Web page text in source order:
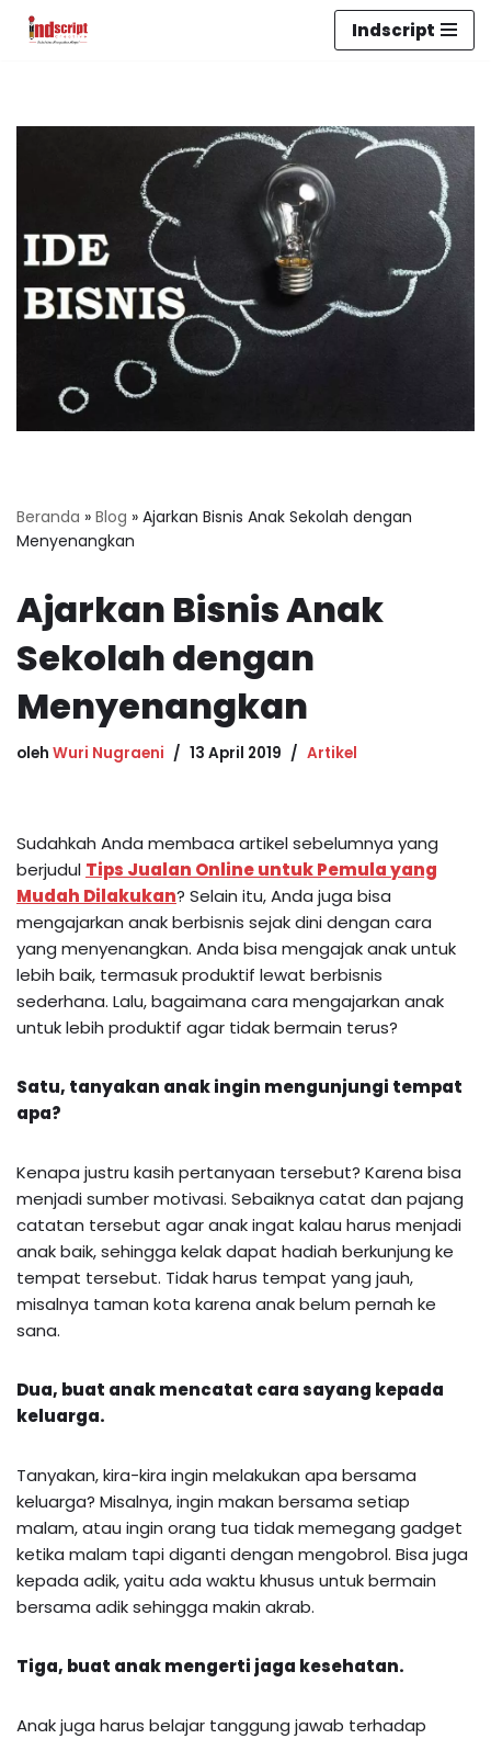
Indscript
Beranda » Blog » Ajarkan Bisnis Anak Sekolah dengan
Menyenangkan
Ajarkan Bisnis Anak
Sekolah dengan
Menyenangkan
oleh Wuri Nugraeni 13 April 2019 Artikel
Sudahkah Anda membaca artikel sebelumnya yang
berjudul Tips Jualan Online untuk Pemula yang
Mudah Dilakukan? Selain itu, Anda juga bisa
mengajarkan anak berbisnis sejak dini dengan cara
yang menyenangkan. Anda bisa mengajak anak untuk
lebih baik, termasuk produktif lewat berbisnis
sederhana. Lalu, bagaimana cara mengajarkan anak
untuk lebih produktif agar tidak bermain terus?
Satu, tanyakan anak ingin mengunjungi tempat
apa?
Kenapa justru kasih pertanyaan tersebut? Karena bisa
menjadi sumber motivasi. Sebaiknya catat dan pajang
catatan tersebut agar anak ingat kalau harus menjadi
anak baik, sehingga kelak dapat hadiah berkunjung ke
tempat tersebut. Tidak harus tempat yang jauh,
misalnya taman kota karena anak belum pernah ke
sana.
Dua, buat anak mencatat cara sayang kepada
keluarga.
Tanyakan, kira-kira ingin melakukan apa bersama
keluarga? Misalnya, ingin makan bersama setiap
malam, atau ingin orang tua tidak memegang gadget
ketika malam tapi diganti dengan mengobrol. Bisa juga
kepada adik, yaitu ada waktu khusus untuk bermain
bersama adik sehingga makin akrab.
Tiga, buat anak mengerti jaga kesehatan.
Anak juga harus belajar tanggung jawab terhadap